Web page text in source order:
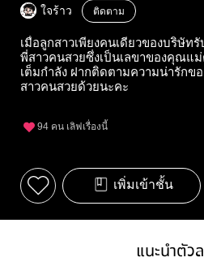
ใจร้าว ติดตาม
เมื่อลูกสาวเพียงคนเดียวของบริษัท
พี่สาวคนสวยซึ่งเป็นเลขาของคุณแม่
เต็มกำลัง ฝากติดตามความน่ารักข
สาวคนสวยด้วยนะคะ
94 คน เลิฟเรื่องนี้
เพิ่มเข้าชั้น
แนะนำตัว